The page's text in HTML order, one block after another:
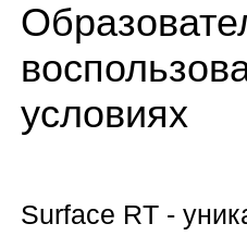
условиях
Surface RT -